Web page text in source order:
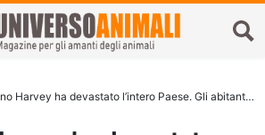
l’intero Paese. Gli abitanti della città sono disperati, ma non sono gli unici ad aver bisogno di una mano. I salvataggi dei nostri amici a quattro zampe sono davvero commoventi.